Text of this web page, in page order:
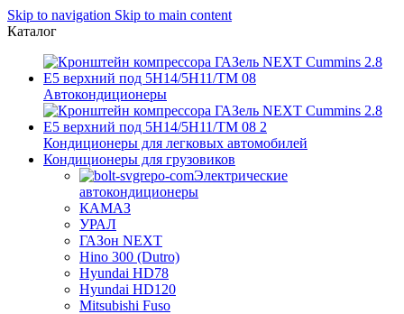
Skip to navigation Skip to main content
Каталог
Автокондиционеры
Кондиционеры для легковых автомобилей
Кондиционеры для грузовиков
Электрические
автокондиционеры
КАМАЗ
УРАЛ
ГАЗон NEXT
Hino 300 (Dutro)
Hyundai HD78
Hyundai HD120
Mitsubishi Fuso